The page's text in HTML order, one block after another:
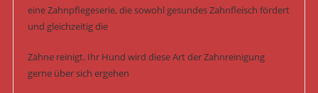
eine Zahnpflegeserie, die sowohl gesundes Zahnfleisch fördert
und gleichzeitig die
Zähne reinigt. Ihr Hund wird diese Art der Zahnreinigung
gerne über sich ergehen